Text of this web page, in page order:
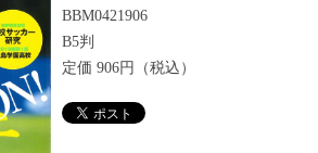
BBM0421906
B5判
定価 906円（税込）